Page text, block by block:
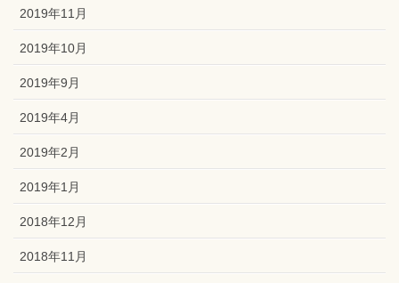
2019年11月
2019年10月
2019年9月
2019年4月
2019年2月
2019年1月
2018年12月
2018年11月